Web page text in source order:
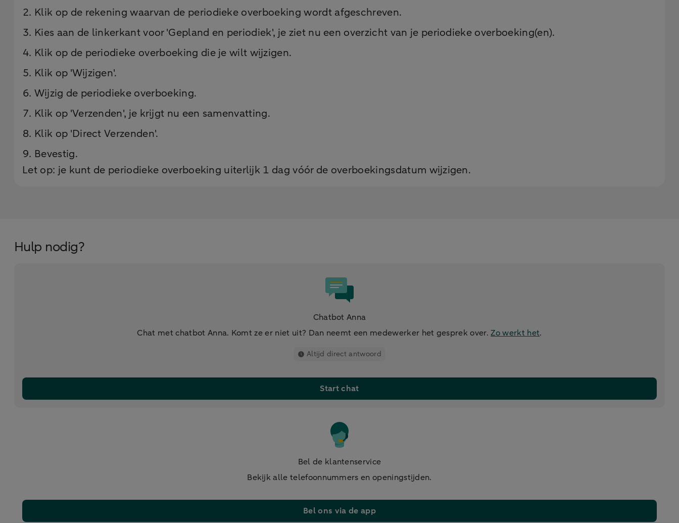
Klik op de rekening waarvan de periodieke overboeking wordt afgeschreven.
Kies aan de linkerkant voor 'Gepland en periodiek', je ziet nu een overzicht van je periodieke overboeking(en).
Klik op de periodieke overboeking die je wilt wijzigen.
Klik op 'Wijzigen'.
Wijzig de periodieke overboeking.
Klik op 'Verzenden', je krijgt nu een samenvatting.
Klik op 'Direct Verzenden'.
Bevestig.
Let op: je kunt de periodieke overboeking uiterlijk 1 dag vóór de overboekingsdatum wijzigen.
Hulp nodig?
Chatbot Anna
Chat met chatbot Anna. Komt ze er niet uit? Dan neemt een medewerker het gesprek over.Zo werkt het.
Altijd direct antwoord
Start chat
Bel de klantenservice
Bekijk alle telefoonnummers en openingstijden.
Bel ons via de app